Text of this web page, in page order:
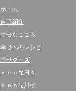
ホーム
自己紹介
幸せなこころ
幸せへのレシピ
幸せグッズ
ｋｅｎな日々
ｋｅｎな川柳